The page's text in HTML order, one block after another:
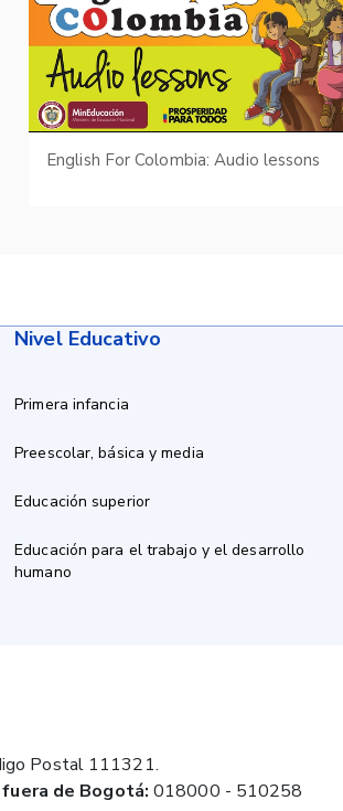
English For Colombia: Audio lessons
Nivel Educativo
Primera infancia
Preescolar, básica y media
Educación superior
Educación para el trabajo y el desarrollo
humano
Postal 111321.
de Bogotá: 018000 - 510258